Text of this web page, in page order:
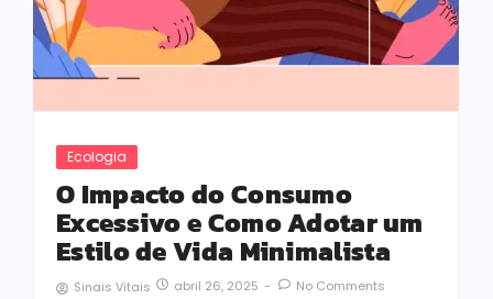
Ecologia
O Impacto do Consumo
Excessivo e Como Adotar um
Estilo de Vida Minimalista
Sinais Vitais abril 26, 2025 - No Comments